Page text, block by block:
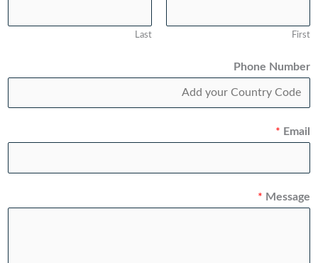
First
Last
Phone Number
Email
*
Message
*